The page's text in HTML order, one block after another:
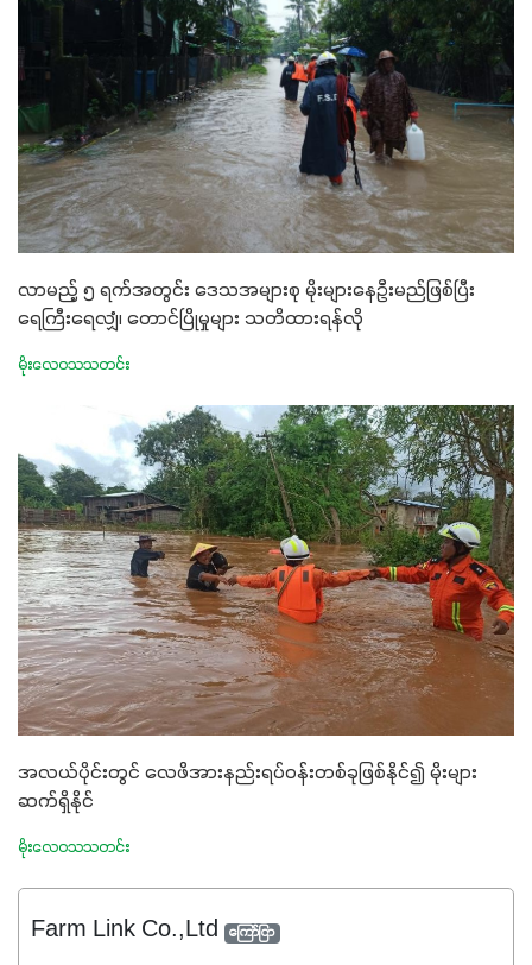
လာမည့် ၅ ရက်အတွင်း ဒေသအများစု မိုးများနေဦးမည်ဖြစ်ပြီး
ရေကြီးရေလျှံ၊ တောင်ပြိုမှုများ သတိထားရန်လို
မိုးလေဝသသတင်း
အလယ်ပိုင်းတွင် လေဖိအားနည်းရပ်ဝန်းတစ်ခုဖြစ်နိုင်၍ မိုးများ
ဆက်ရှိနိုင်
မိုးလေဝသသတင်း
Farm Link Co.,Ltd ကြော်ငြာ